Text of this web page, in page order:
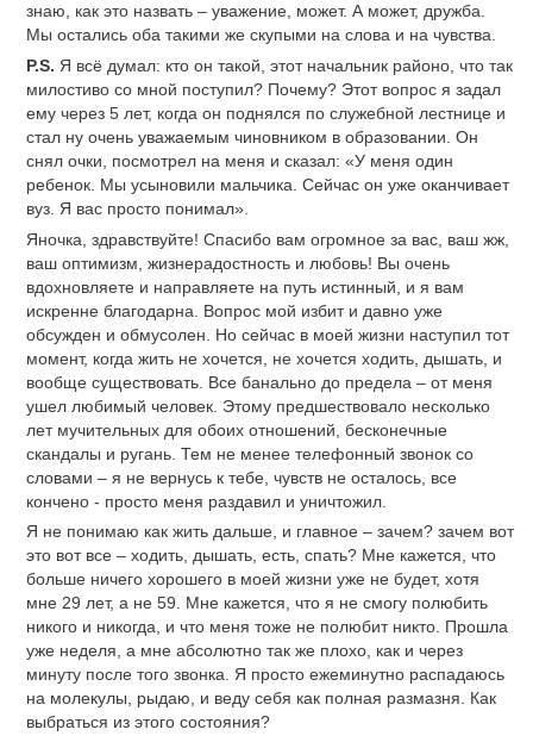
знаю, как это назвать – уважение, может. А может, дружба.
Мы остались оба такими же скупыми на слова и на чувства.
P.S. Я всё думал: кто он такой, этот начальник районо, что так
милостиво со мной поступил? Почему? Этот вопрос я задал
ему через 5 лет, когда он поднялся по служебной лестнице и
стал ну очень уважаемым чиновником в образовании. Он
снял очки, посмотрел на меня и сказал: «У меня один
ребенок. Мы усыновили мальчика. Сейчас он уже оканчивает
вуз. Я вас просто понимал».
Яночка, здравствуйте! Спасибо вам огромное за вас, ваш жж,
ваш оптимизм, жизнерадостность и любовь! Вы очень
вдохновляете и направляете на путь истинный, и я вам
искренне благодарна. Вопрос мой избит и давно уже
обсужден и обмусолен. Но сейчас в моей жизни наступил тот
момент, когда жить не хочется, не хочется ходить, дышать, и
вообще существовать. Все банально до предела – от меня
ушел любимый человек. Этому предшествовало несколько
лет мучительных для обоих отношений, бесконечные
скандалы и ругань. Тем не менее телефонный звонок со
словами – я не вернусь к тебе, чувств не осталось, все
кончено - просто меня раздавил и уничтожил.
Я не понимаю как жить дальше, и главное – зачем? зачем вот
это вот все – ходить, дышать, есть, спать? Мне кажется, что
больше ничего хорошего в моей жизни уже не будет, хотя
мне 29 лет, а не 59. Мне кажется, что я не смогу полюбить
никого и никогда, и что меня тоже не полюбит никто. Прошла
уже неделя, а мне абсолютно так же плохо, как и через
минуту после того звонка. Я просто ежеминутно распадаюсь
на молекулы, рыдаю, и веду себя как полная размазня. Как
выбраться из этого состояния?